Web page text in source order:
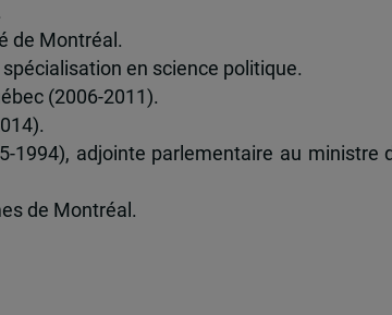
de Montréal.
en science politique.
(2006-2011).
1994), adjointe parlementaire au ministre
de Montréal.